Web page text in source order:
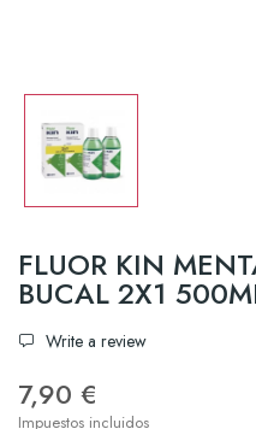
FLUOR KIN
BUCAL 2X1
Write a review
7,90 €
Impuestos incluidos